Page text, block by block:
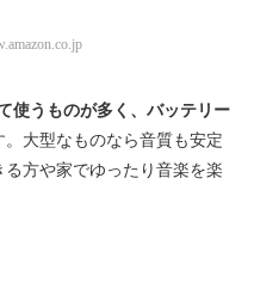
使うものが多く、バッテリー
大型なものなら音質も安定
方や家でゆったり音楽を楽